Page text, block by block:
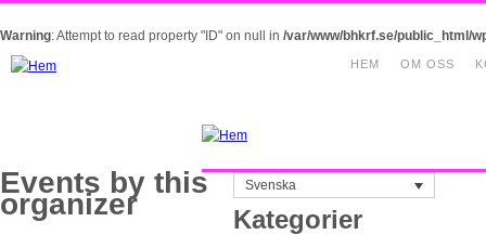
Warning: Attempt to read property "ID" on null in /var/www/bhkrf.se/public_html/
OM OSS
HEM
Events by this
organizer
Svenska
Kategorier